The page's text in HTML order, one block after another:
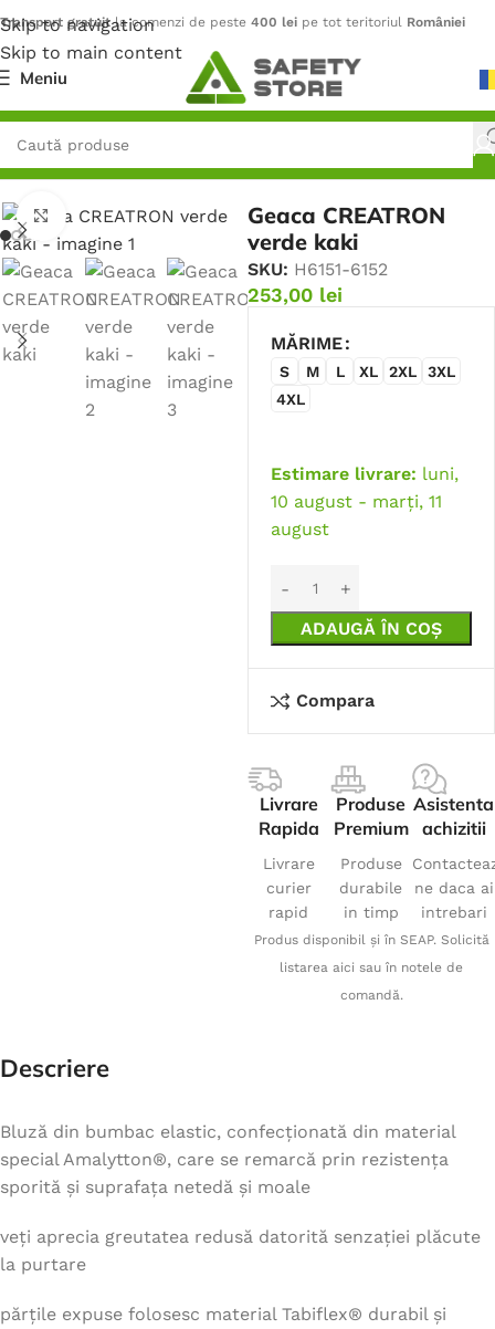
Skip to navigation
Skip to main content
Transport gratuitla comenzi de peste 400 lei pe tot teritoriul României
Meniu
Prima pagină/ Outdoor
Faceți click pentru a măriGeaca CREATRON
verde kaki
SKU: H6151-6152
253,00 lei
MĂRIME
S M L XL 2XL
3XL
4XL
Estimare livrare: luni,
10 august - marți, 11
august
ADAUGĂ ÎN COȘ
Compara
Livrare
Rapida
Livrare
curier
rapid
Produse
Premium
Produse
durabile
in timp
Asistenta
achizitii
ne daca ai
intrebari
Produs disponibil și în SEAP. Solicită
listarea aici sau în notele de
comandă.
Descriere
Bluză din bumbac elastic, confecționată din material
special Amalytton®, care se remarcă prin rezistența
sporită și suprafața netedă și moale
veți aprecia greutatea redusă datorită senzației plăcute
la purtare
părțile expuse folosesc material Tabiflex® durabil și